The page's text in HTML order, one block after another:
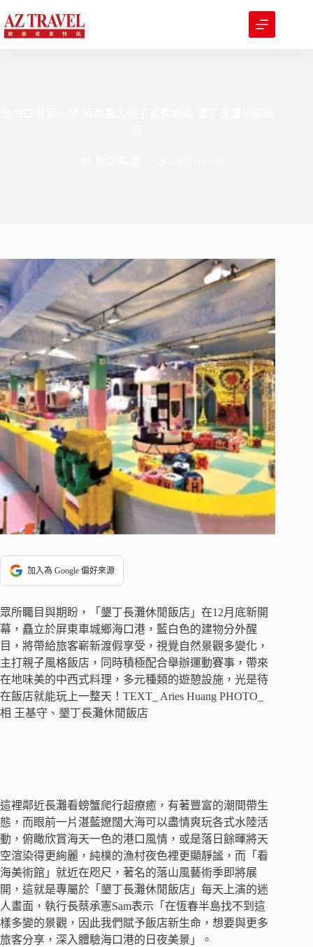
至
主
加入為 Google 偏好來源
眾所矚目與期盼，「墾丁長灘休閒飯店」在12月底新開
幕，矗立於屏東車城鄉海口港，藍白色的建物分外醒
目，將帶給旅客嶄新渡假享受，視覺自然景觀多變化，
主打親子風格飯店，同時積極配合舉辦運動賽事，帶來
在地味美的中西式料理，多元種類的遊憩設施，光是待
在飯店就能玩上一整天！TEXT_ Aries Huang PHOTO_
相 王基守、墾丁長灘休閒飯店
這裡鄰近長灘看螃蟹爬行超療癒，有著豐富的潮間帶生
態，而眼前一片湛藍遼闊大海可以盡情爽玩各式水陸活
動，俯瞰欣賞海天一色的港口風情，或是落日餘暉將天
空渲染得更絢麗，純樸的漁村夜色裡更顯靜謐，而「看
海美術館」就近在咫尺，著名的落山風藝術季即將展
開，這就是專屬於「墾丁長灘休閒飯店」每天上演的迷
人畫面，執行長蔡承憲Sam表示「在恆春半島找不到這
樣多變的景觀，因此我們賦予飯店新生命，想要與更多
旅客分享，深入體驗海口港的日夜美景」。